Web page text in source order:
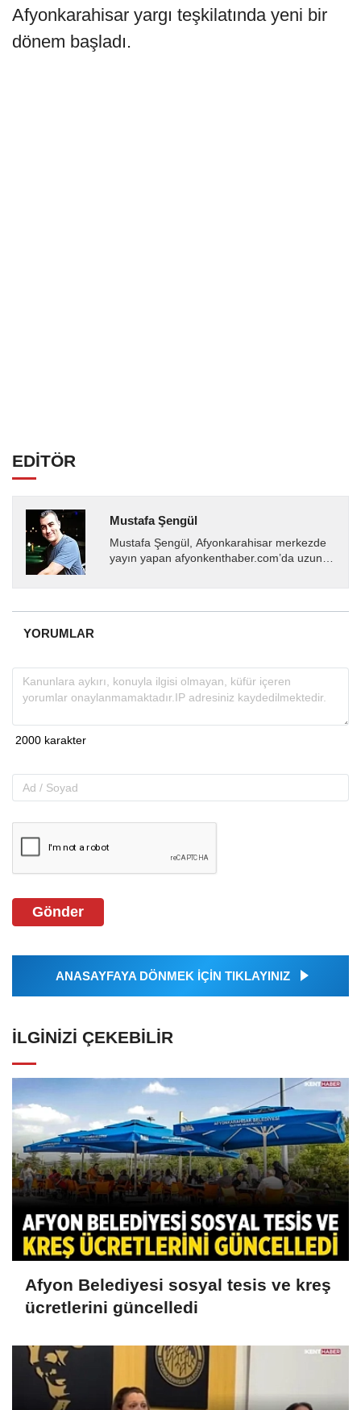
Afyonkarahisar yargı teşkilatında yeni bir
dönem başladı.
EDİTÖR
Mustafa Şengül
Mustafa Şengül, Afyonkarahisar merkezde
yayın yapan afyonkenthaber.com’da uzun
almakta, haber akışı...
YORUMLAR
Gönder
ANASAYFAYA DÖNMEK İÇİN TIKLAYINIZ
İLGINIZI ÇEKEBILIR
Afyon Belediyesi sosyal tesis ve kreş
ücretlerini güncelledi